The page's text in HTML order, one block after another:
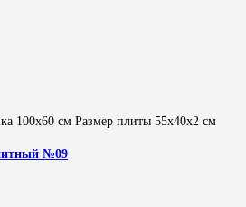
100х60 см Размер плиты 55х40х2 см
№09